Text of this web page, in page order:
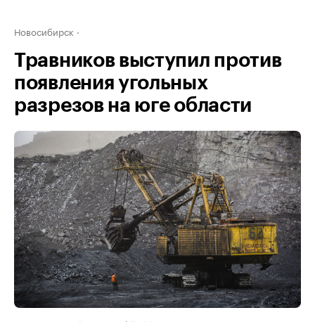
Новосибирск
Травников выступил против
появления угольных
разрезов на юге области